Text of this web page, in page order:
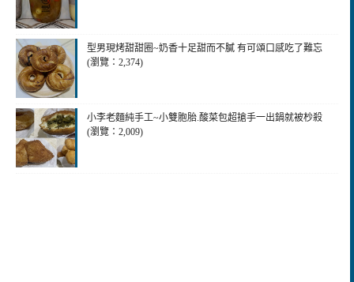
型男現烤甜甜圈~奶香十足甜而不膩 有可頌口感吃了難忘
(瀏覽：2,374)
小李老麵純手工~小雙胞胎.酸菜包超搶手一出鍋就被杪殺
(瀏覽：2,009)